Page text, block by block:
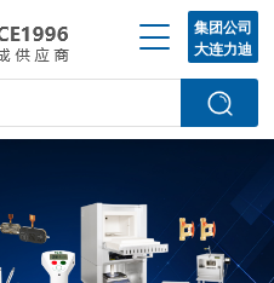
集团公司
大连力迪